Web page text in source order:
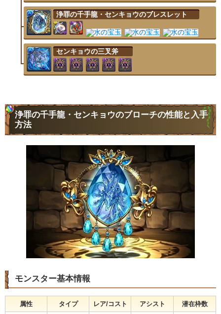
浄罪の千手龍・センキョウのブレスレット
センキョウの三叉斧
浄罪の千手龍・センキョウのブローチの性能と入手
方法
モンスター基本情報
属性 タイプ レア/コスト アシスト 潜在枠数